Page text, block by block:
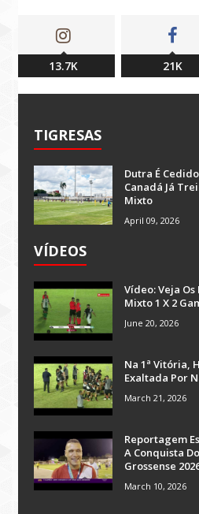
13.7K 21K
TIGRESAS
Dutra É
Canadá Já
Mixto
April 09, 2026
VÍDEOS
Vídeo: Veja
Mixto 1 X 2
June 20, 2026
Na 1ª Vitória,
Exaltada Por
March 21, 2026
Reportagem
A Conquista
Grossense
March 10, 2026